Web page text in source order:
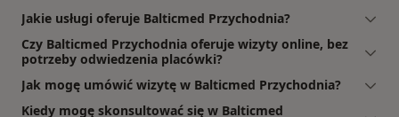
Jakie usługi oferuje Balticmed Przychodnia?
Czy Balticmed Przychodnia oferuje wizyty online, bez
potrzeby odwiedzenia placówki?
Jak mogę umówić wizytę w Balticmed Przychodnia?
Kiedy mogę skonsultować się w Balticmed